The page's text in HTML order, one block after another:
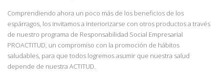
Comprendiendo ahora un poco más de los beneficios de los
espárragos, los invitamos a interiorizarse con otros productos a través
de nuestro programa de Responsabilidad Social Empresarial
PROACTITUD, un compromiso con la promoción de hábitos
saludables, para que todos logremos asumir que nuestra salud
depende de nuestra ACTITUD.